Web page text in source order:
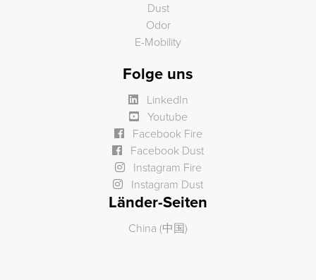
Dust
Odor
E-Mobility
Folge uns
LinkedIn
Youtube
Facebook Fire
Facebook Dust
Instagram Fire
Instagram Dust
Länder-Seiten
China (中国)